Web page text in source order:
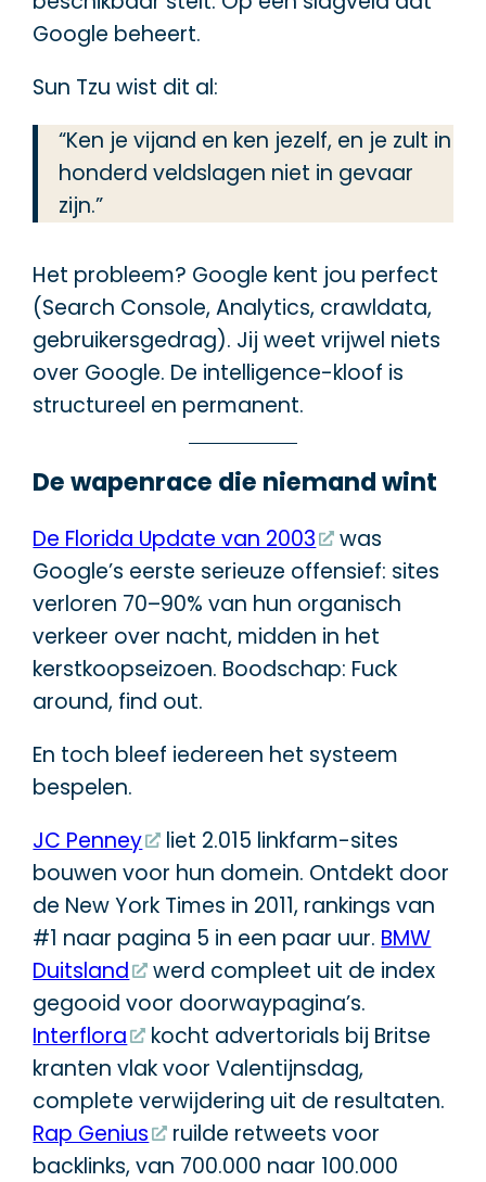
Google beheert.
Sun Tzu wist dit al:
“Ken je vijand en ken jezelf, en je zult in
honderd veldslagen niet in gevaar
zijn.”
Het probleem? Google kent jou perfect
(Search Console, Analytics, crawldata,
gebruikersgedrag). Jij weet vrijwel niets
over Google. De intelligence-kloof is
structureel en permanent.
De wapenrace die niemand wint
De Florida Update van 2003
was
Google’s eerste serieuze offensief: sites
verloren 70–90% van hun organisch
verkeer over nacht, midden in het
kerstkoopseizoen. Boodschap: Fuck
around, find out.
En toch bleef iedereen het systeem
bespelen.
JC Penney
liet 2.015 linkfarm-sites
bouwen voor hun domein. Ontdekt door
de New York Times in 2011, rankings van
#1 naar pagina 5 in een paar uur. BMW
Duitsland
werd compleet uit de index
gegooid voor doorwaypagina’s.
Interflora
kocht advertorials bij Britse
kranten vlak voor Valentijnsdag,
complete verwijdering uit de resultaten.
Rap Genius
ruilde retweets voor
backlinks, van 700.000 naar 100.000